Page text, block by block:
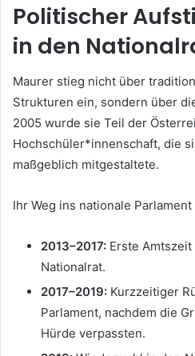
Politischer
in den
Maurer stieg nicht über
Strukturen ein, sondern über
2005 wurde sie Teil der
Hochschüler*innenschaft, die
maßgeblich mitgestaltete.
Ihr Weg ins nationale
2013–2017: Erste
Nationalrat.
2017–2019: Kurzzeitiger
Parlament, nachdem die
Hürde verpassten.